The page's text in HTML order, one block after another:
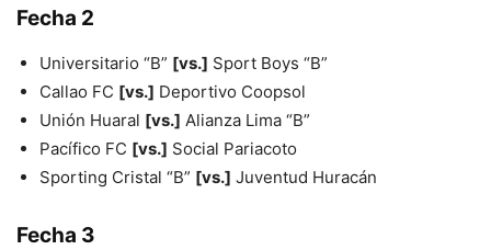
Fecha 2
Universitario “B” [vs.] Sport Boys “B”
Callao FC [vs.] Deportivo Coopsol
Unión Huaral [vs.] Alianza Lima “B”
Pacífico FC [vs.] Social Pariacoto
Sporting Cristal “B” [vs.] Juventud Huracán
Fecha 3